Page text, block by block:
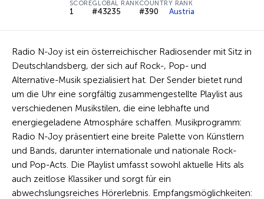
SCORE
1
GLOBAL RANK
#43235
COUNTRY RANK
#390 Austria
Radio N-Joy ist ein österreichischer Radiosender mit Sitz in
Deutschlandsberg, der sich auf Rock-, Pop- und
Alternative-Musik spezialisiert hat. Der Sender bietet rund
um die Uhr eine sorgfältig zusammengestellte Playlist aus
verschiedenen Musikstilen, die eine lebhafte und
energiegeladene Atmosphäre schaffen. Musikprogramm:
Radio N-Joy präsentiert eine breite Palette von Künstlern
und Bands, darunter internationale und nationale Rock-
und Pop-Acts. Die Playlist umfasst sowohl aktuelle Hits als
auch zeitlose Klassiker und sorgt für ein
abwechslungsreiches Hörerlebnis. Empfangsmöglichkeiten: